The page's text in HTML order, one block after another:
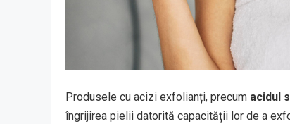
Produsele cu acizi exfolianți, precum acidul
îngrijirea pielii datorită capacității lor de a